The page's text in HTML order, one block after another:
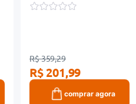
R$ 359,29
R$ 201,99
comprar agora